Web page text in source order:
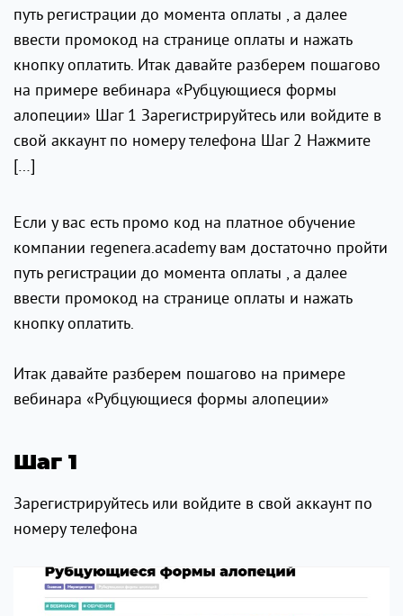
путь регистрации до момента оплаты , а далее
ввести промокод на странице оплаты и нажать
кнопку оплатить. Итак давайте разберем пошагово
на примере вебинара «Рубцующиеся формы
алопеции» Шаг 1 Зарегистрируйтесь или войдите в
свой аккаунт по номеру телефона Шаг 2 Нажмите
[…]
Если у вас есть промо код на платное обучение
компании regenera.academy вам достаточно пройти
путь регистрации до момента оплаты , а далее
ввести промокод на странице оплаты и нажать
кнопку оплатить.
Итак давайте разберем пошагово на примере
вебинара «Рубцующиеся формы алопеции»
Шаг 1
Зарегистрируйтесь или войдите в свой аккаунт по
номеру телефона